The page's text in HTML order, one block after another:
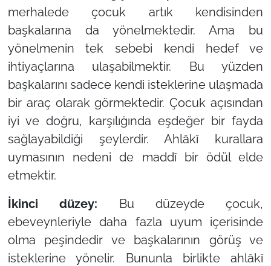
merhalede çocuk artık kendisinden
başkalarına da yönelmektedir. Ama bu
yönelmenin tek sebebi kendi hedef ve
ihtiyaçlarına ulaşabilmektir. Bu yüzden
başkalarını sadece kendi isteklerine ulaşmada
bir araç olarak görmektedir. Çocuk açısından
iyi ve doğru, karşılığında eşdeğer bir fayda
sağlayabildiği şeylerdir. Ahlâkî kurallara
uymasının nedeni de maddî bir ödül elde
etmektir.
İkinci düzey: Bu düzeyde çocuk,
ebeveynleriyle daha fazla uyum içerisinde
olma peşindedir ve başkalarının görüş ve
isteklerine yönelir. Bununla birlikte ahlâkî